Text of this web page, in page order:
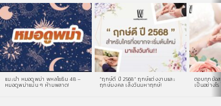
LATEST
STORIES
แนะนำ หมอดูพม่า พหลโยธิน 48 –
หมอดูพม่าแม่น ๆ ห้ามพลาด!
“ฤกษ์ดี ปี 2568” ฤกษ์แต่งงานและ
ฤกษ์มงคล เล็งวันมหาฤกษ์!
ตอบทุกข้อส
เป็นอย่างไร